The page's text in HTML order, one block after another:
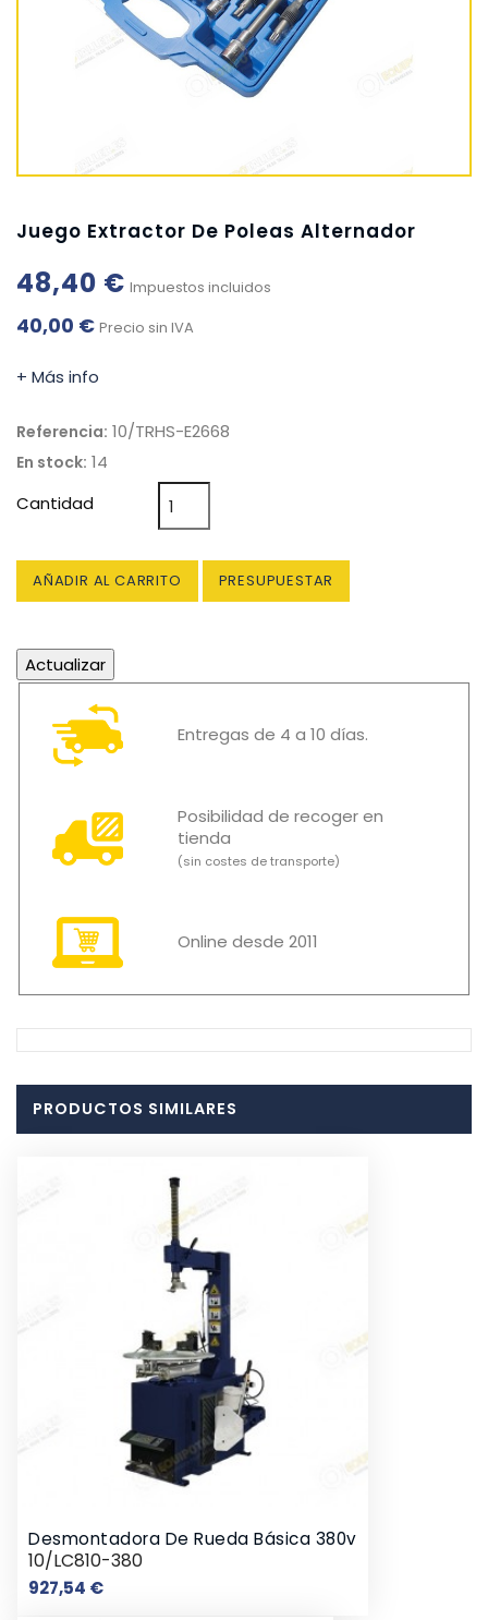
Juego Extractor De Poleas Alternador
48,40 € Impuestos incluidos
40,00 € Precio sin IVA
+ Más info
Referencia: 10/TRHS-E2668
En stock: 14
Cantidad
AÑADIR AL CARRITO PRESUPUESTAR
Entregas de 4 a 10 días.
Posibilidad de recoger en
tienda
(sin costes de transporte)
Online desde 2011
PRODUCTOS SIMILARES
Desmontadora De Rueda Básica 380v
10/LC810-380
927,54 €Precio